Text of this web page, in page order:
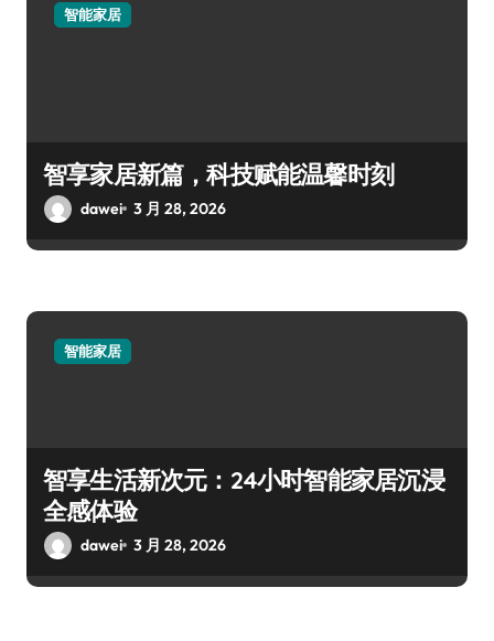
智能家居
智享家居新篇，科技赋能温馨时刻
dawei 3 月 28, 2026
智能家居
智享生活新次元：24小时智能家居沉浸
全感体验
dawei 3 月 28, 2026